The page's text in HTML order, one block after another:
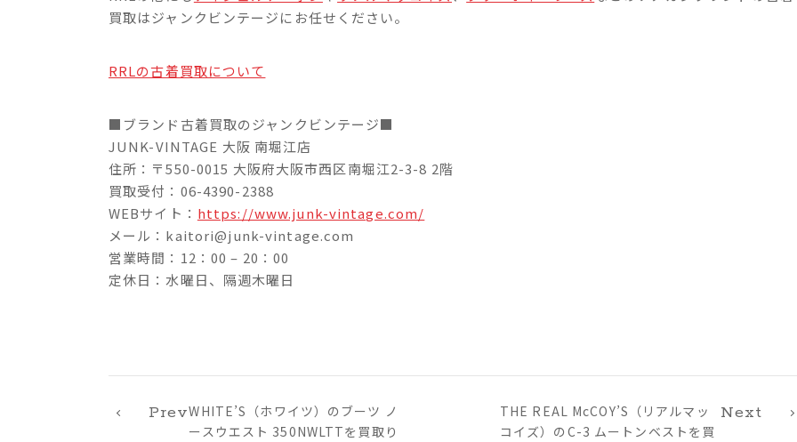
買取はジャンクビンテージにお任せください。
RRLの古着買取について
■ブランド古着買取のジャンクビンテージ■
JUNK-VINTAGE 大阪 南堀江店
住所：〒550-0015 大阪府大阪市西区南堀江2-3-8 2階
買取受付：06-4390-2388
WEBサイト： https://www.junk-vintage.com/
メール：kaitori@junk-vintage.com
営業時間：12：00 – 20：00
定休日：水曜日、隔週木曜日
PrevWHITE’S（ホワイツ）のブーツ ノ
ースウエスト 350NWLTTを買取り
Next
THE REAL McCOY’S（リアルマッ
コイズ）のC-3 ムートンベストを買